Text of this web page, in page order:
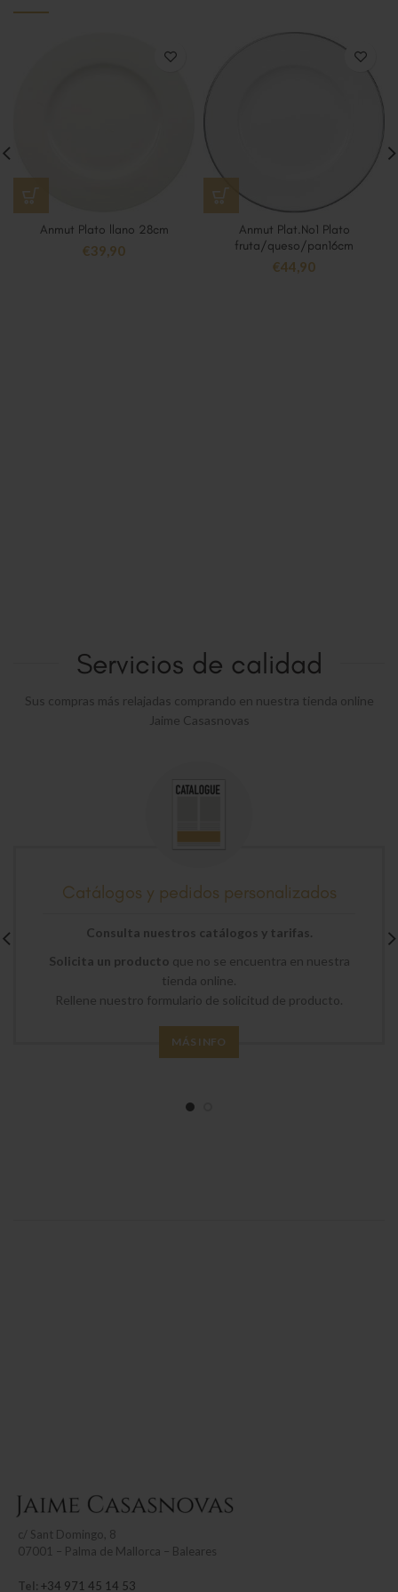
Anmut Plato llano 28cm
€39,90
Anmut Plat.No1 Plato
fruta/queso/pan16cm
€44,90
Servicios de calidad
Sus compras más relajadas comprando en nuestra tienda online
Jaime Casasnovas
Catálogos y pedidos personalizados
Consulta nuestros catálogos y tarifas.
Solicita un producto que no se encuentra en nuestra
tienda online.
Rellene nuestro formulario de solicitud de producto.
MÁS INFO
c/ Sant Domingo, 8
07001 – Palma de Mallorca – Baleares
Tel: +34 971 45 14 53